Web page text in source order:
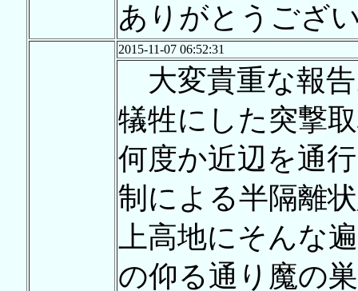
ありがとうござ
2015-11-07 06:52:31
大変貴重な報
犠牲にした突撃
何度か近辺を通
制による半隔離
上高地にそんな
の仰る通り魔の